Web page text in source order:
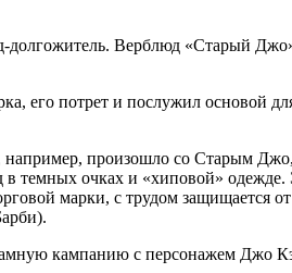
долгожитель. Верблюд «Старый
его потрет и послужил основой
произошло со Старым
темных очках и «хиповой»
марки, с трудом защищается
кампанию с персонажем Джо